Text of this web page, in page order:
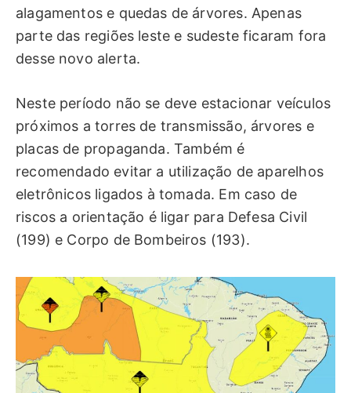
alagamentos e quedas de árvores. Apenas
parte das regiões leste e sudeste ficaram fora
desse novo alerta.
Neste período não se deve estacionar veículos
próximos a torres de transmissão, árvores e
placas de propaganda. Também é
recomendado evitar a utilização de aparelhos
eletrônicos ligados à tomada. Em caso de
riscos a orientação é ligar para Defesa Civil
(199) e Corpo de Bombeiros (193).